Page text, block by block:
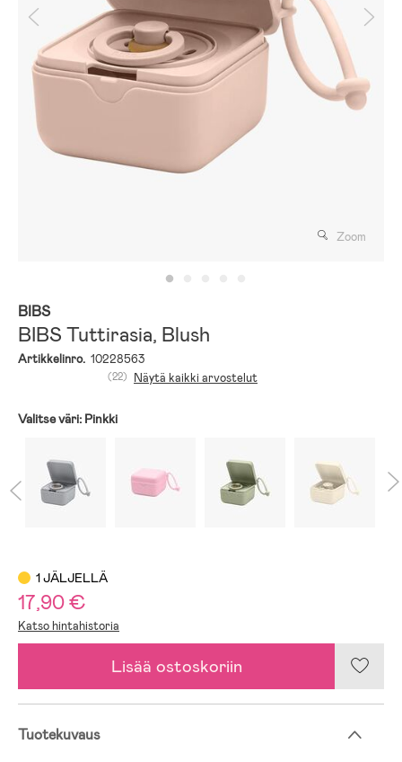
Zoom
BIBS
BIBS Tuttirasia, Blush
Artikkelinro. 10228563
(22) Näytä kaikki arvostelut
Valitse väri: Pinkki
1 JÄLJELLÄ
17,90 €
Katso hintahistoria
Lisää ostoskoriin
Tuotekuvaus